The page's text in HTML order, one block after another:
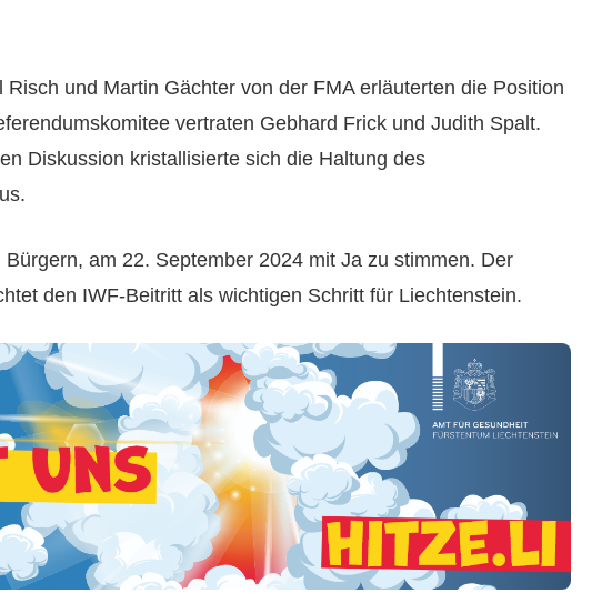
Risch und Martin Gächter von der FMA erläuterten die Position
vertraten Gebhard Frick und Judith Spalt.
Diskussion kristallisierte sich die Haltung des
am 22. September 2024 mit Ja zu stimmen. Der
den IWF-Beitritt als wichtigen Schritt für Liechtenstein.